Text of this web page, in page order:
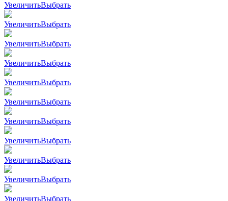
УвеличитьВыбрать
УвеличитьВыбрать
УвеличитьВыбрать
УвеличитьВыбрать
УвеличитьВыбрать
УвеличитьВыбрать
УвеличитьВыбрать
УвеличитьВыбрать
УвеличитьВыбрать
УвеличитьВыбрать
УвеличитьВыбрать